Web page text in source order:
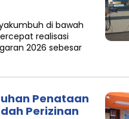
di bawah
realisasi
2026 sebesar
Penataan
Perizinan